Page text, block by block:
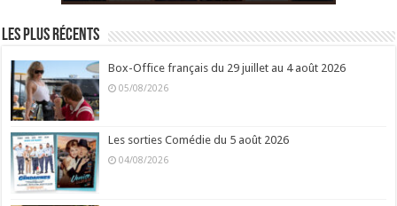
Les plus récents
Box-Office français du 29 juillet au 4 août 2026
05/08/2026
Les sorties Comédie du 5 août 2026
04/08/2026